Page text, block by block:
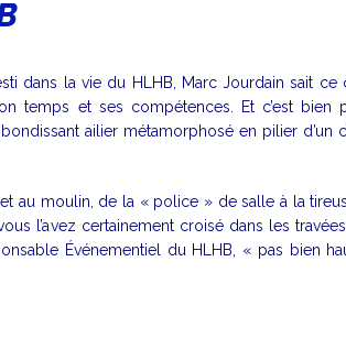
dans la vie du HLHB, Marc Jourdain sait ce
temps et ses compétences. Et c’est bien
ailier métamorphosé en pilier d’un
au moulin, de la « police » de salle à la
l’avez certainement croisé dans les
Événementiel du HLHB, « pas bien